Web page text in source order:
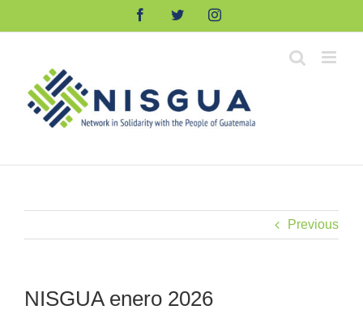
FacebookTwitterInstagram
Previous
NISGUA enero 2026